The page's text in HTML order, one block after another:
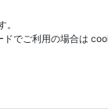
。
でご利用の場合は